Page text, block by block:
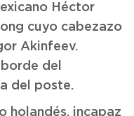
Héctor
cuyo cabezazo
Akinfeev.
del
del poste.
holandés, incapaz